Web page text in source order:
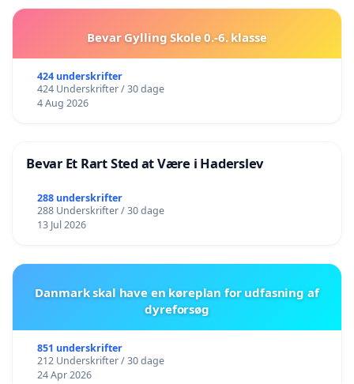
Bevar Gylling Skole 0.-6. klasse
424 underskrifter
424 Underskrifter / 30 dage
4 Aug 2026
Bevar Et Rart Sted at Være i Haderslev
288 underskrifter
288 Underskrifter / 30 dage
13 Jul 2026
Danmark skal have en køreplan for udfasning af
dyreforsøg
851 underskrifter
212 Underskrifter / 30 dage
24 Apr 2026